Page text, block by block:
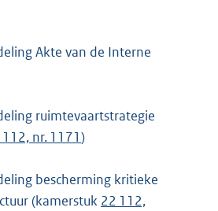
Akte van de Interne
ruimtevaartstrategie
nr. 1171)
bescherming kritieke
(kamerstuk 22 112,